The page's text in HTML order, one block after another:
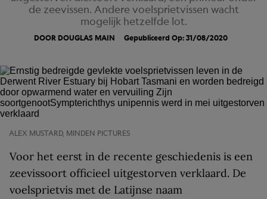
de zeevissen. Andere voelsprietvissen wacht
mogelijk hetzelfde lot.
DOOR DOUGLAS MAIN Gepubliceerd Op: 31/08/2020
ALEX MUSTARD, MINDEN PICTURES
Voor het eerst in de recente geschiedenis is een
zeevissoort officieel uitgestorven verklaard. De
voelsprietvis met de Latijnse naam